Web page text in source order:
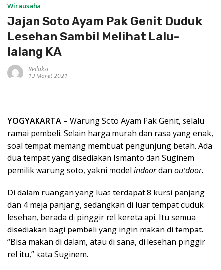
Wirausaha
Jajan Soto Ayam Pak Genit Duduk
Lesehan Sambil Melihat Lalu-
lalang KA
Redaksi
13 Maret 2021
YOGYAKARTA – Warung Soto Ayam Pak Genit, selalu
ramai pembeli. Selain harga murah dan rasa yang enak,
soal tempat memang membuat pengunjung betah. Ada
dua tempat yang disediakan Ismanto dan Suginem
pemilik warung soto, yakni model indoordan outdoor.
Di dalam ruangan yang luas terdapat 8 kursi panjang
dan 4 meja panjang, sedangkan di luar tempat duduk
lesehan, berada di pinggir rel kereta api. Itu semua
disediakan bagi pembeli yang ingin makan di tempat.
“Bisa makan di dalam, atau di sana, di lesehan pinggir
rel itu,” kata Suginem.